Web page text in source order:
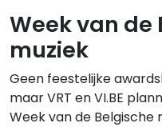
Week van de
muziek
Geen feestelijke
maar VRT en VI.BE
Week van de Belgische